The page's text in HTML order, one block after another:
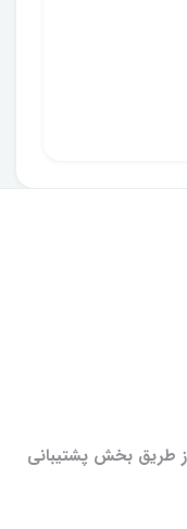
طریق بخش پشتیبانی